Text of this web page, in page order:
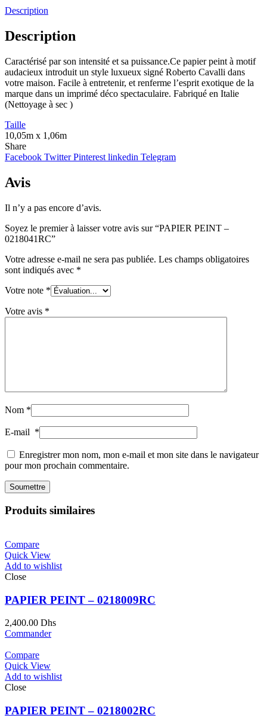
Description
Description
Caractérisé par son intensité et sa puissance.Ce papier peint à motif
audacieux introduit un style luxueux signé Roberto Cavalli dans
votre maison. Facile à entretenir, et renferme l’esprit exotique de la
marque dans un imprimé déco spectaculaire. Fabriqué en Italie
(Nettoyage à sec )
Taille
10,05m x 1,06m
Share
Facebook Twitter Pinterest linkedin Telegram
Avis
Il n’y a pas encore d’avis.
Soyez le premier à laisser votre avis sur “PAPIER PEINT –
0218041RC”
Votre adresse e-mail ne sera pas publiée. Les champs obligatoires
sont indiqués avec *
Votre note *
Votre avis *
Nom *
E-mail *
Enregistrer mon nom, mon e-mail et mon site dans le navigateur
pour mon prochain commentaire.
Produits similaires
Compare
Quick View
Add to wishlist
Close
PAPIER PEINT – 0218009RC
2,400.00 Dhs
Commander
Compare
Quick View
Add to wishlist
Close
PAPIER PEINT – 0218002RC